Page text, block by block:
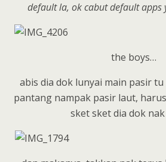
default la, ok cabut default apps
the boys…
abis dia dok lunyai main pasir
pantang nampak pasir laut,
sket sket dia dok